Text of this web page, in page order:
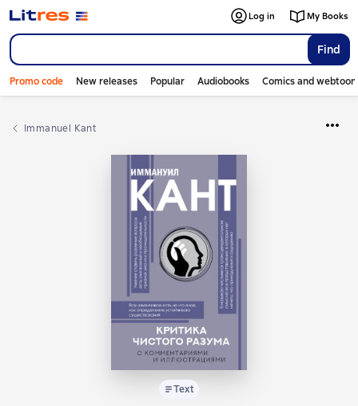
Find
Log in My Books
Promo code New releases Popular Audiobooks Comics and
Immanuel Kant
Text